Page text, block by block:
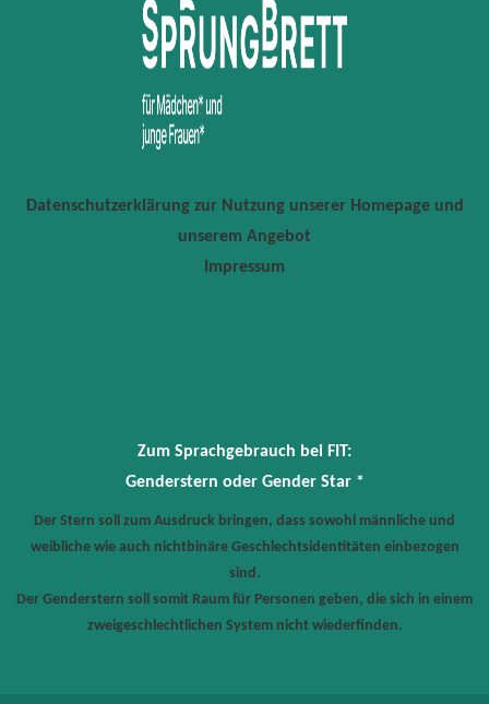
Datenschutzerklärung zur Nutzung unserer Homepage und
unserem Angebot
Impressum
Zum Sprachgebrauch bei FIT:
Genderstern oder Gender Star *
Der Stern soll zum Ausdruck bringen, dass sowohl männliche und
weibliche wie auch nichtbinäre Geschlechtsidentitäten einbezogen
sind.
Der Genderstern soll somit Raum für Personen geben, die sich in einem
zweigeschlechtlichen System nicht wiederfinden.